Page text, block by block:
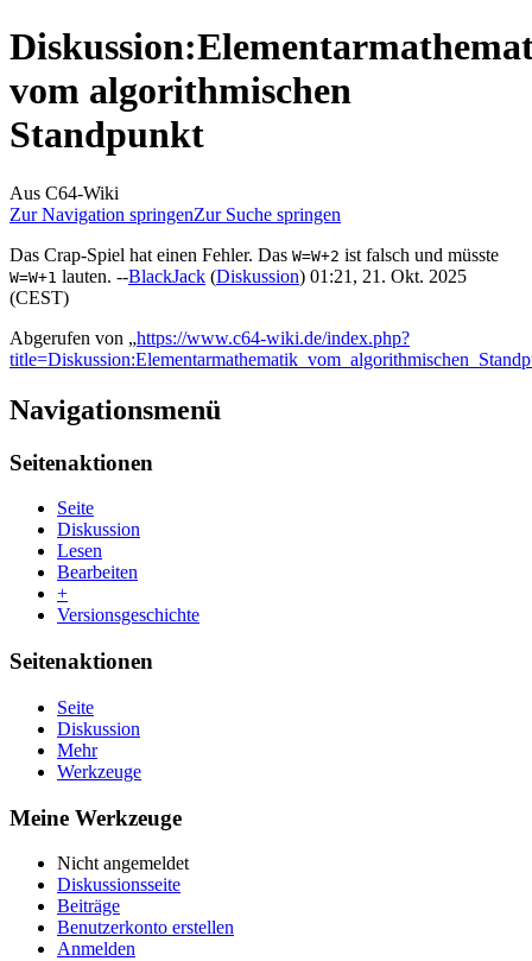
Diskussion:
vom algorithmischen
Standpunkt
Aus C64-Wiki
Zur Navigation springenZur Suche springen
Das Crap-Spiel hat einen Fehler. Das W=W+2 ist falsch und müsste
W=W+1 lauten. --BlackJack (Diskussion) 01:21, 21. Okt. 2025
(CEST)
Abgerufen von „https://www.c64-wiki.de/index.php?
Navigationsmenü
Seitenaktionen
Seite
Diskussion
Lesen
Bearbeiten
+
Versionsgeschichte
Seitenaktionen
Seite
Diskussion
Mehr
Werkzeuge
Meine Werkzeuge
Nicht angemeldet
Diskussionsseite
Beiträge
Benutzerkonto erstellen
Anmelden